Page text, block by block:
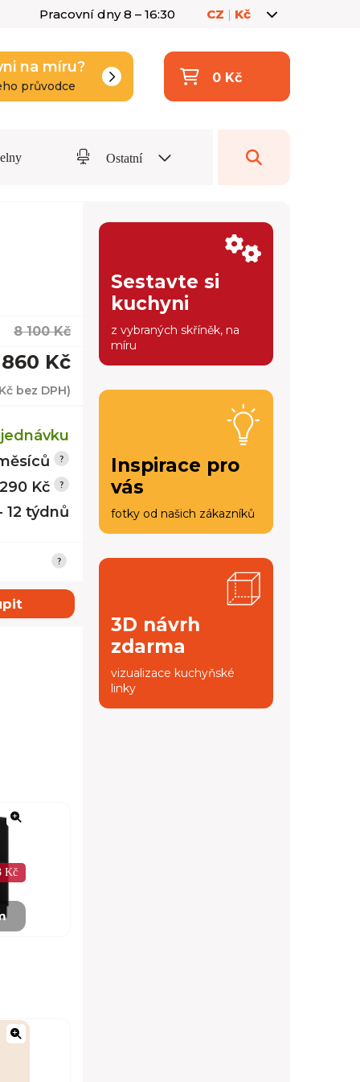
Pracovní dny 8 – 16:30 CZ | Kč
na míru?
průvodce
0 Kč
Ostatní
8 100 Kč
Kč
bez DPH)
Kč
12 týdnů
Kč
Sestavte si
kuchyni
z vybraných skříněk, na
míru
Inspirace pro
vás
fotky od našich zákazníků
3D návrh
zdarma
vizualizace kuchyňské
linky